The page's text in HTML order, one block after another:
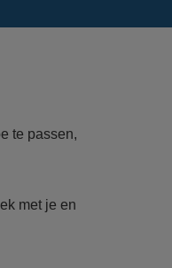
te passen,
met je en